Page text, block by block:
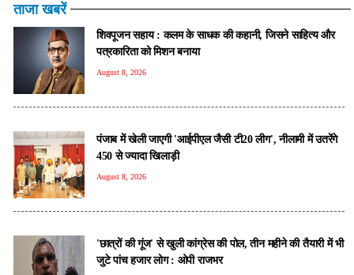
ताजा खबरें
शिवपूजन सहाय : कलम के साधक की कहानी, जिसने साहित्य और
पत्रकारिता को मिशन बनाया
August 8, 2026
पंजाब में खेली जाएगी 'आईपीएल जैसी टी20 लीग', नीलामी में उतरेंगे
450 से ज्यादा खिलाड़ी
August 8, 2026
'छात्रों की गूंज' से खुली कांग्रेस की पोल, तीन महीने की तैयारी में भी
जुटे पांच हजार लोग : ओपी राजभर